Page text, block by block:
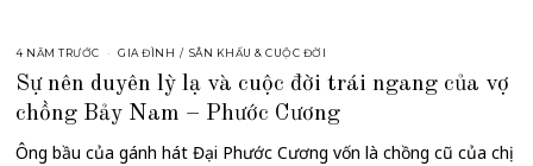
4 NĂM TRƯỚC GIA ĐÌNH / SÂN KHẤU & CUỘC ĐỜI
Sự nên duyên lỳ lạ và cuộc đời trái ngang của vợ
chồng Bảy Nam – Phước Cương
Ông bầu của gánh hát Đại Phước Cương vốn là chồng cũ của chị